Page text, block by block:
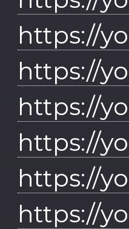
https://
https://
https://
https://
https://
https://